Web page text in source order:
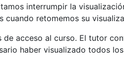
interrumpir la
cuando retomemos su
acceso al curso. El tutor
haber visualizado todos